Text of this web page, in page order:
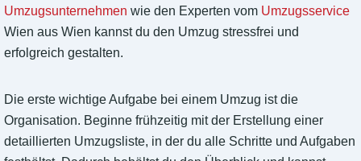
Umzugsunternehmen wie den Experten vom Umzugsservice
Wien aus Wien kannst du den Umzug stressfrei und
erfolgreich gestalten.
Die erste wichtige Aufgabe bei einem Umzug ist die
Organisation. Beginne frühzeitig mit der Erstellung einer
detaillierten Umzugsliste, in der du alle Schritte und Aufgaben